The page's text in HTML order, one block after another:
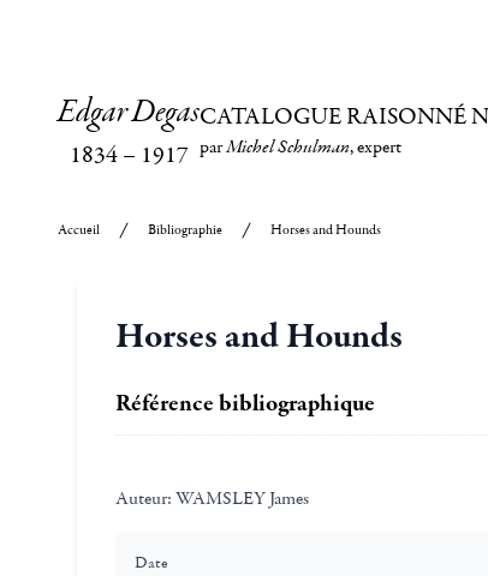
Edgar Degas
1834– 1917
CATALOGUE RAISONNÉ
parMichel Schulman, expert
Accueil Bibliographie Horses and Hounds
Horses and Hounds
Référence bibliographique
Auteur: WAMSLEY James
Date